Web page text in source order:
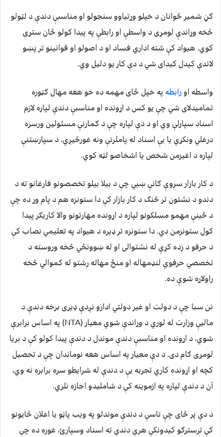
ګڼ شمیر ځوانان د خپلو وړتیاوو سنجولو او مناسبې دندې د لټولو
څخه وړاندې لومړی د واسطې او رابطې په پیدا کولو ځان ستړی
کوي. هیواد کې شته اداري فساد او د اصولو او قوانینو تر پښو
لاندې کیدل کیدای شي د دې کار یو دلیل وي.
واسطه اورابطهپه خپل ځای مهمه ده خو هغه مهال ګټوره
تمامیدلای شي چې یو کس د اړونده او مناسبې دندې لپاره لازم
اسناد سپارلې وي او د دې لپاره چې د ګمارنې مسئولین ورسره
درغلي ونکړي یا یې اسناد له پاملرنې ونه غورځیږي، د سپارښتنې
لپاره د اغیزمن شخص یا اشخاصو لټه کوي.
د کار بازار سروې ګانې ښيي چې د بیلا بیلو تخصصونو فارغانو ته د
دندو د نشتون تر څنګ د کار بازار کې دا ستونزه هم د پام وړ ده چې
د ځینې مهمو مسلکونو لپاره د اړونده مهارتونو والا کاریګر پیدا
کول ستونزمن دي. دا ستونزه تر ډیره د هیواد په تعلیمي نصاب کې
د حرفو د زده کړې له نشتوالی او له ښوونځي څخه وروسته د
تخصصي حرفوي لنډمهاله او منځ مهاله رشتو له کموالي څخه
راولاړه شوې ده.
نن سبا چې د دولت او غیر دولتي ادارو نږدې ډیری برخه دندې د
مالیې وزارت له لوري د وړاندې شوي معیار (NTA) په اساس برابرې
شوي، د اړونده او مناسبې دندې موندل د دندې پیدا کولو کې د بریا
لومړی ګام دی. د دې معیار په اساس هغه نوماندان چې د تحصیل
کچه او اړونده کاري تجربه یې د دندې له شرایطو سره برابره نه وي،
آن د دندې لپاره په ازموینه کې د شاملیدو اجازه نلري.
د دې پر ځای چې تاسې د دندې موندلو په ویب پاڼو یا اعلان ځایونو
کې ترسترګو کیدونکې هرې دندې ته اسناد وسپارئ، غوره ده چې